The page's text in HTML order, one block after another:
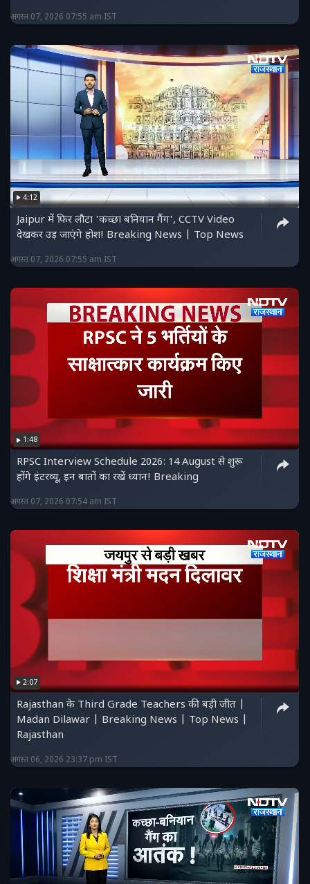
अगस्त 07, 2026 07:55 am IST
4:12
Jaipur में फिर लौटा 'कच्छा बनियान गैंग', CCTV Video
देखकर उड़ जाएंगे होश! Breaking News | Top News
अगस्त 07, 2026 07:55 am IST
1:48
RPSC Interview Schedule 2026: 14 August से शुरू
होंगे इंटरव्यू, इन बातों का रखें ध्यान! Breaking
अगस्त 07, 2026 07:54 am IST
2:07
Rajasthan के Third Grade Teachers की बड़ी जीत |
Madan Dilawar | Breaking News | Top News |
Rajasthan
अगस्त 06, 2026 23:37 pm IST